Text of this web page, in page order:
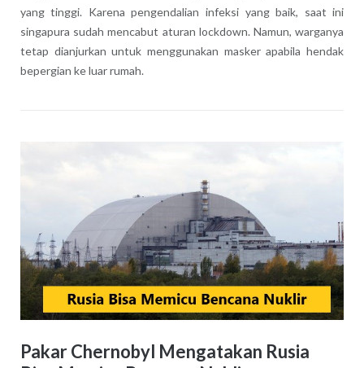
yang tinggi. Karena pengendalian infeksi yang baik, saat ini
singapura sudah mencabut aturan lockdown. Namun, warganya
tetap dianjurkan untuk menggunakan masker apabila hendak
bepergian ke luar rumah.
Pakar Chernobyl Mengatakan Rusia